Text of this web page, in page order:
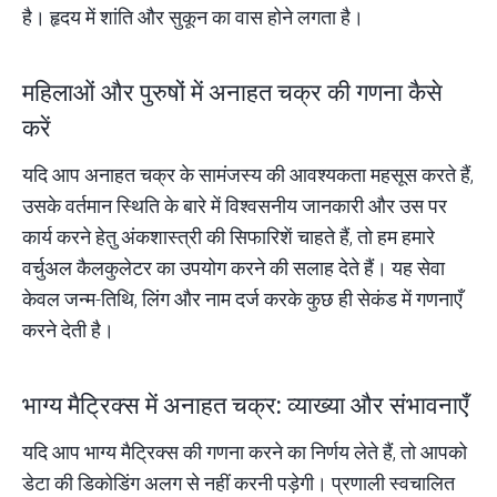
है। हृदय में शांति और सुकून का वास होने लगता है।
महिलाओं और पुरुषों में अनाहत चक्र की गणना कैसे
करें
यदि आप अनाहत चक्र के सामंजस्य की आवश्यकता महसूस करते हैं,
उसके वर्तमान स्थिति के बारे में विश्वसनीय जानकारी और उस पर
कार्य करने हेतु अंकशास्त्री की सिफारिशें चाहते हैं, तो हम हमारे
वर्चुअल कैलकुलेटरका उपयोग करने की सलाह देते हैं। यह सेवा
केवल जन्म-तिथि, लिंग और नाम दर्ज करके कुछ ही सेकंड में गणनाएँ
करने देती है।
भाग्य मैट्रिक्स में अनाहत चक्र: व्याख्या और संभावनाएँ
यदि आपभाग्य मैट्रिक्स की गणनाकरने का निर्णय लेते हैं, तो आपको
डेटा की डिकोडिंग अलग से नहीं करनी पड़ेगी। प्रणाली स्वचालित